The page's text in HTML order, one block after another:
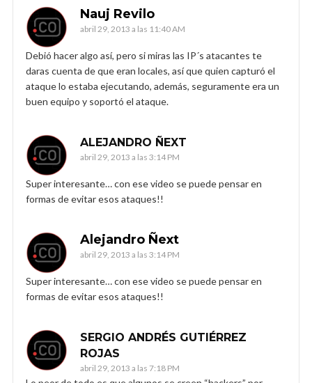
Nauj Revilo
abril 29, 2013 a las 11:40 AM
Debió hacer algo así, pero si miras las IP´s atacantes te
daras cuenta de que eran locales, así que quien capturó el
ataque lo estaba ejecutando, además, seguramente era un
buen equipo y soportó el ataque.
ALEJANDRO ÑEXT
abril 29, 2013 a las 3:14 PM
Super interesante… con ese video se puede pensar en
formas de evitar esos ataques!!
Alejandro Ñext
abril 29, 2013 a las 3:14 PM
Super interesante… con ese video se puede pensar en
formas de evitar esos ataques!!
SERGIO ANDRÉS GUTIÉRREZ
ROJAS
abril 29, 2013 a las 7:18 PM